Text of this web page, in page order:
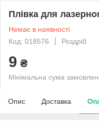
Плівка для
Немає в наявності
Код: 018576
Роздріб
9 ₴
Мінімальна сума
Опис Доставка